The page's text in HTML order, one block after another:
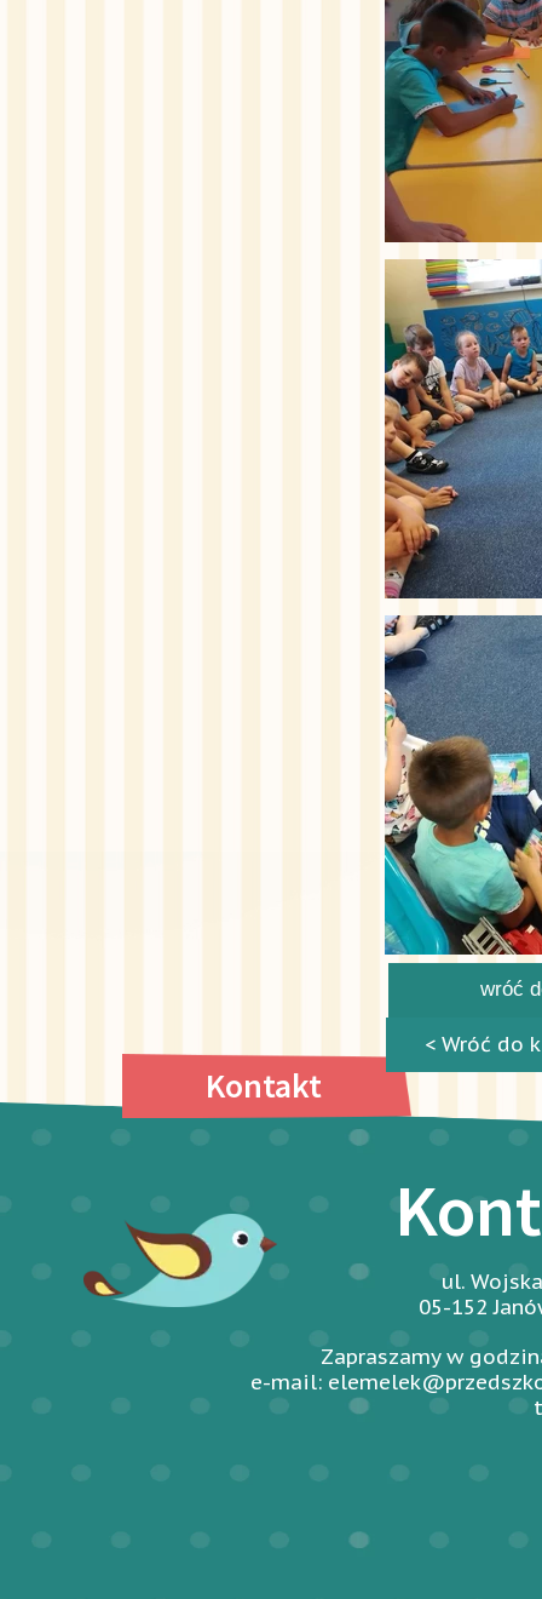
< Wróć do
Kontakt
ul.
05-152
Zapraszamy w
e-mail:
wróć